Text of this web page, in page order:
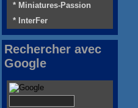
* Miniatures-Passion
* InterFer
Rechercher avec
Google